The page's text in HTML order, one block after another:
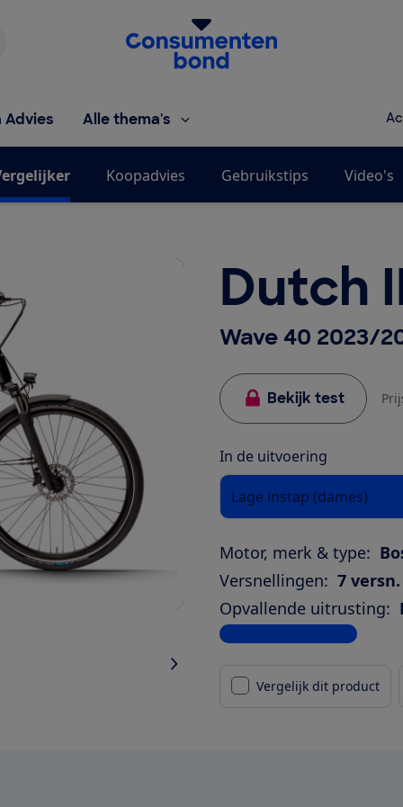
Homepage van de Consumentenbond
Advies Alle thema's
Koopadvies Gebruikstips Video's
Dutch
Wave 40 2023/
Bekijk test
In de uitvoering
Lage instap (dames)
Motor, merk & type:
Versnellingen: 7
Opvallende uitrusting:
Bekijk alle specificaties
Vergelijk dit product